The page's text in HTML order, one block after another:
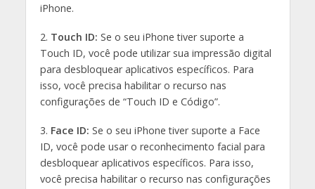
iPhone.
2. Touch ID: Se o seu iPhone tiver suporte a
Touch ID, você pode utilizar sua impressão digital
para desbloquear aplicativos específicos. Para
isso, você precisa habilitar o recurso nas
configurações de “Touch ID e Código”.
3. Face ID: Se o seu iPhone tiver suporte a Face
ID, você pode usar o reconhecimento facial para
desbloquear aplicativos específicos. Para isso,
você precisa habilitar o recurso nas configurações